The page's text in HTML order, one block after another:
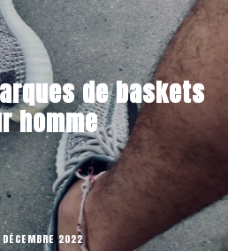
de baskets
homme
2022